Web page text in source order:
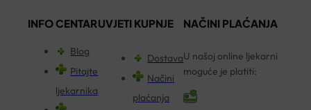
INFO CENTAR
Blog
Pitajte
ljekarnika
UVJETI KUPNJE
Dostava
Načini
plaćanja
NAČINI PLAĆANJA
U našoj online ljekarni
moguće je platiti: